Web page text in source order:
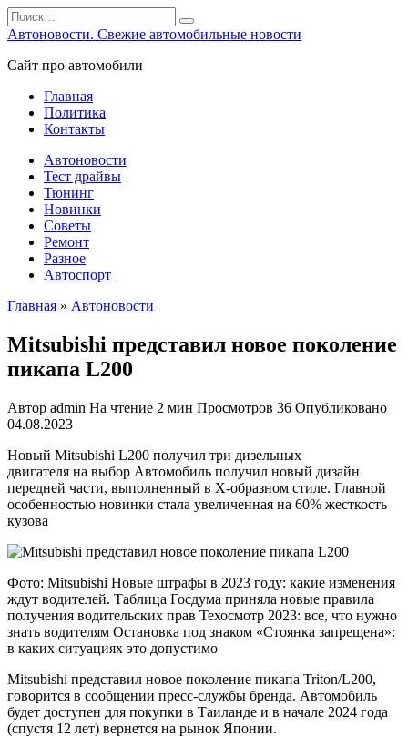
Перейти
к
Search
for:
Автоновости. Свежие автомобильные новости
Сайт про автомобили
Главная
Политика
Контакты
Автоновости
Тест драйвы
Тюнинг
Новинки
Советы
Ремонт
Разное
Автоспорт
Главная » Автоновости
Mitsubishi представил новое поколение
пикапа L200
Автор admin На чтение 2 мин Просмотров 36 Опубликовано
04.08.2023
Новый Mitsubishi L200 получил три дизельных
двигателя на выбор Автомобиль получил новый дизайн
передней части, выполненный в Х-образном стиле. Главной
особенностью новинки стала увеличенная на 60% жесткость
кузова
Фото: Mitsubishi Новые штрафы в 2023 году: какие изменения
ждут водителей. Таблица Госдума приняла новые правила
получения водительских прав Техосмотр 2023: все, что нужно
знать водителям Остановка под знаком «Стоянка запрещена»:
в каких ситуациях это допустимо
Mitsubishi представил новое поколение пикапа Triton/L200,
говорится в сообщении пресс-службы бренда. Автомобиль
будет доступен для покупки в Таиланде и в начале 2024 года
(спустя 12 лет) вернется на рынок Японии.